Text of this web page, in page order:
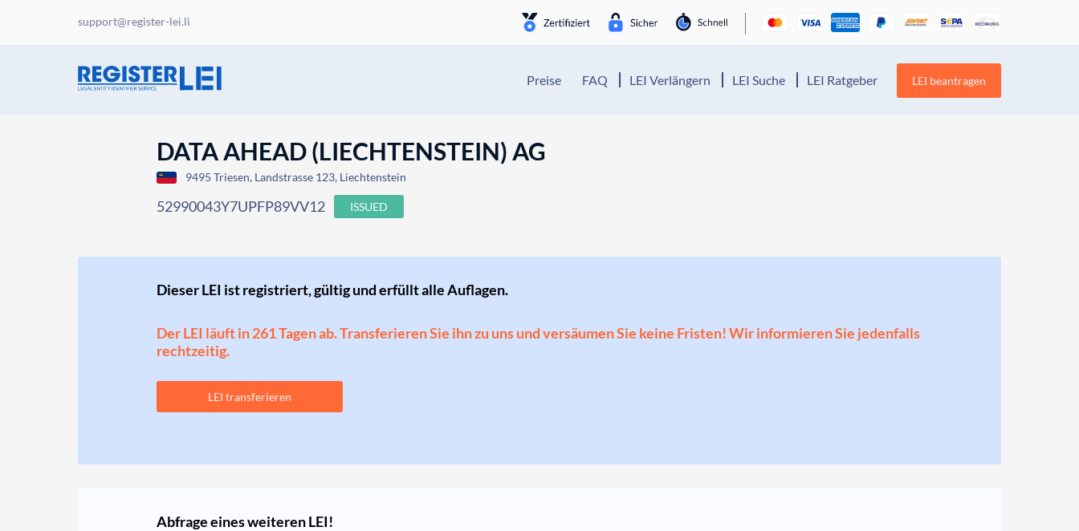
support@register-lei.li
Preise FAQ LEI Verlängern LEI Suche LEI Ratgeber LEI beantragen
DATA AHEAD (LIECHTENSTEIN) AG
9495 Triesen, Landstrasse 123, Liechtenstein
52990043Y7UPFP89VV12 ISSUED
Dieser LEI ist registriert, gültig und erfüllt alle Auflagen.
Der LEI läuft in 261 Tagen ab. Transferieren Sie ihn zu uns und versäumen Sie keine Fristen! Wir informieren Sie jedenfalls
rechtzeitig.
LEI transferieren
Abfrage eines weiteren LEI!